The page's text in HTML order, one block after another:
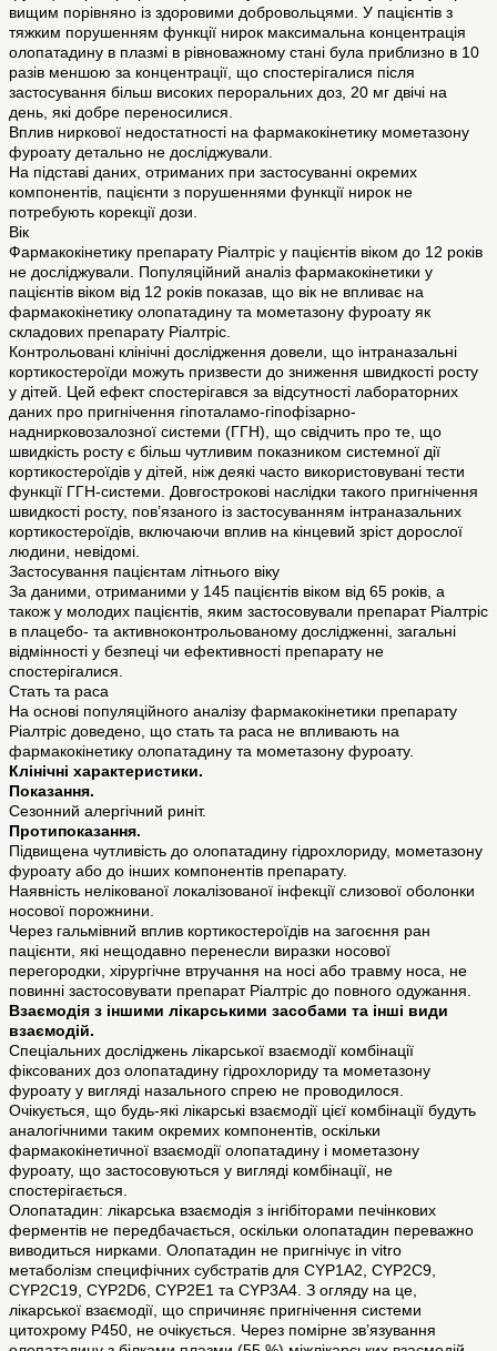
вищим порівняно із здоровими добровольцями. У пацієнтів з
тяжким порушенням функції нирок максимальна концентрація
олопатадину в плазмі в рівноважному стані була приблизно в 10
разів меншою за концентрації, що спостерігалися після
застосування більш високих пероральних доз, 20 мг двічі на
день, які добре переносилися.
Вплив ниркової недостатності на фармакокінетику мометазону
фуроату детально не досліджували.
На підставі даних, отриманих при застосуванні окремих
компонентів, пацієнти з порушеннями функції нирок не
потребують корекції дози.
Вік
Фармакокінетику препарату Ріалтріс у пацієнтів віком до 12 років
не досліджували. Популяційний аналіз фармакокінетики у
пацієнтів віком від 12 років показав, що вік не впливає на
фармакокінетику олопатадину та мометазону фуроату як
складових препарату Ріалтріс.
Контрольовані клінічні дослідження довели, що інтраназальні
кортикостероїди можуть призвести до зниження швидкості росту
у дітей. Цей ефект спостерігався за відсутності лабораторних
даних про пригнічення гіпоталамо-гіпофізарно-
наднирковозалозної системи (ГГН), що свідчить про те, що
швидкість росту є більш чутливим показником системної дії
кортикостероїдів у дітей, ніж деякі часто використовувані тести
функції ГГН-системи. Довгострокові наслідки такого пригнічення
швидкості росту, пов’язаного із застосуванням інтраназальних
кортикостероїдів, включаючи вплив на кінцевий зріст дорослої
людини, невідомі.
Застосування пацієнтам літнього віку
За даними, отриманими у 145 пацієнтів віком від 65 років, а
також у молодих пацієнтів, яким застосовували препарат Ріалтріс
в плацебо- та активноконтрольованому дослідженні, загальні
відмінності у безпеці чи ефективності препарату не
спостерігалися.
Стать та раса
На основі популяційного аналізу фармакокінетики препарату
Ріалтріс доведено, що стать та раса не впливають на
фармакокінетику олопатадину та мометазону фуроату.
Клінічні характеристики.
Показання.
Сезонний алергічний риніт.
Протипоказання.
Підвищена чутливість до олопатадину гідрохлориду, мометазону
фуроату або до інших компонентів препарату.
Наявність нелікованої локалізованої інфекції слизової оболонки
носової порожнини.
Через гальмівний вплив кортикостероїдів на загоєння ран
пацієнти, які нещодавно перенесли виразки носової
перегородки, хірургічне втручання на носі або травму носа, не
повинні застосовувати препарат Ріалтріс до повного одужання.
Взаємодія з іншими лікарськими засобами та інші види
взаємодій.
Спеціальних досліджень лікарської взаємодії комбінації
фіксованих доз олопатадину гідрохлориду та мометазону
фуроату у вигляді назального спрею не проводилося.
Очікується, що будь-які лікарські взаємодії цієї комбінації будуть
аналогічними таким окремих компонентів, оскільки
фармакокінетичної взаємодії олопатадину і мометазону
фуроату, що застосовуються у вигляді комбінації, не
спостерігається.
Олопатадин: лікарська взаємодія з інгібіторами печінкових
ферментів не передбачається, оскільки олопатадин переважно
виводиться нирками. Олопатадин не пригнічує in vitro
метаболізм специфічних субстратів для CYP1A2, CYP2C9,
CYP2C19, CYP2D6, CYP2E1 та CYP3A4. З огляду на це,
лікарської взаємодії, що спричиняє пригнічення системи
цитохрому Р450, не очікується. Через помірне зв’язування